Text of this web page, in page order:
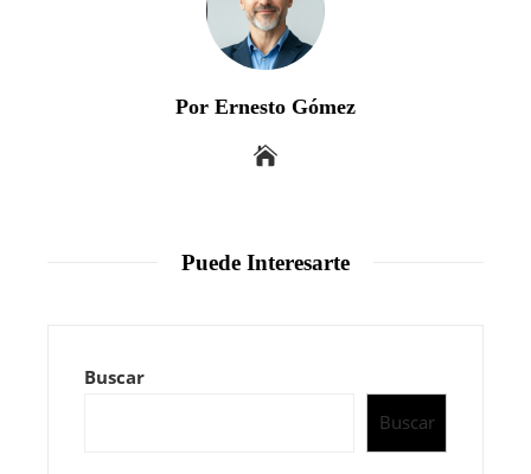
Por Ernesto Gómez
Puede Interesarte
Buscar
Buscar